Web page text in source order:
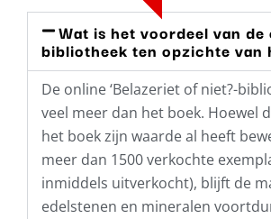
Wat is het voordeel van de
bibliotheek ten opzichte van
De online ‘Belazeriet of niet?-
veel meer dan het boek. Hoewel
het boek zijn waarde al heeft
meer dan 1500 verkochte
inmiddels uitverkocht), blijft de
edelstenen en mineralen